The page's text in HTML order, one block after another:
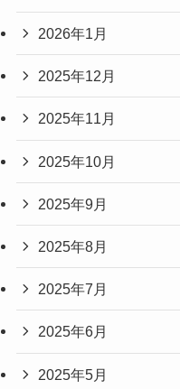
2026年1月
2025年12月
2025年11月
2025年10月
2025年9月
2025年8月
2025年7月
2025年6月
2025年5月